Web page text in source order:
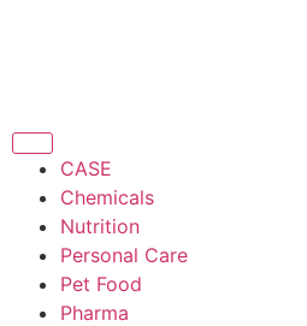
CASE
Chemicals
Nutrition
Personal Care
Pet Food
Pharma